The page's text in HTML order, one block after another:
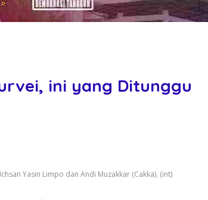
ini yang Ditunggu
Yasin Limpo dan Andi Muzakkar (Cakka). (int)